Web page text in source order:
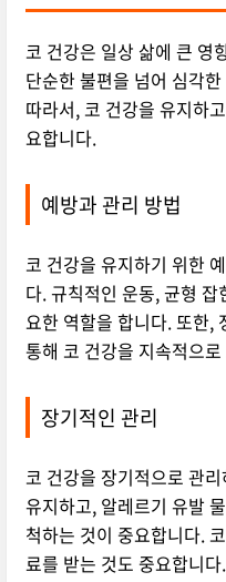
코 건강은 일상 삶에 큰 영
단순한 불편을 넘어 심각
따라서, 코 건강을 유지하
요합니다.
예방과 관리 방법
코 건강을 유지하기 위한
다. 규칙적인 운동, 균형
요한 역할을 합니다. 또한,
통해 코 건강을 지속적으
장기적인 관리
코 건강을 장기적으로 관
유지하고, 알레르기 유발
척하는 것이 중요합니다.
료를 받는 것도 중요합니다.